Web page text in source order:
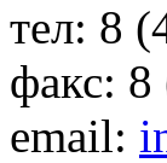
тел: 8
факс: 8
email: